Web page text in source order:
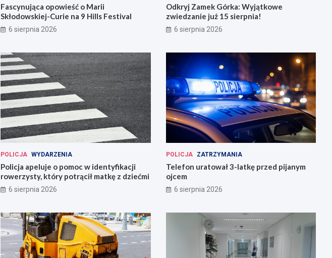
Fascynująca opowieść o Marii
Skłodowskiej-Curie na 9 Hills Festival
6 sierpnia 2026
Odkryj Zamek Górka: Wyjątkowe
zwiedzanie już 15 sierpnia!
6 sierpnia 2026
POLICJA WYDARZENIA
Policja apeluje o pomoc w identyfikacji
rowerzysty, który potrącił matkę z dziećmi
6 sierpnia 2026
POLICJA ZATRZYMANIA
Telefon uratował 3-latkę przed pijanym
ojcem
6 sierpnia 2026